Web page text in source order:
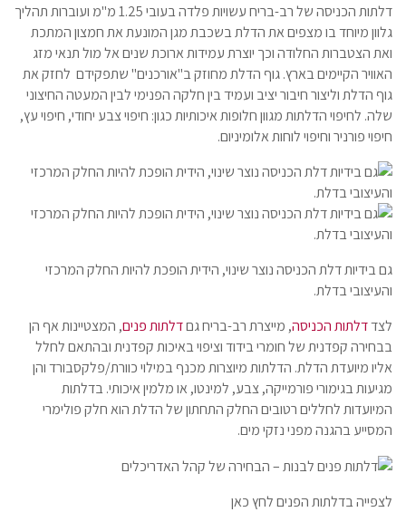
דלתות הכניסה של רב-בריח עשויות פלדה בעובי 1.25 מ"מ ועוברות תהליך
גלוון מיוחד בו מצפים את הדלת בשכבת מגן המונעת את חמצון המתכת
ואת הצטברות החלודה וכך יוצרת עמידות ארוכת שנים אל מול תנאי מזג
האוויר הקיימים בארץ. גוף הדלת מחוזק ב"אורכנים" שתפקידם לחזק את
גוף הדלת וליצור חיבור יציב ועמיד בין חלקה הפנימי לבין המעטה החיצוני
שלה. לחיפוי הדלתות מגוון חלופות איכותיות כגון: חיפוי צבע יחודי, חיפוי עץ,
חיפוי פורניר וחיפוי לוחות אלומיניום.
גם בידיות דלת הכניסה נוצר שינוי, הידית הופכת להיות החלק המרכזי
והעיצובי בדלת.
לצדדלתות הכניסה, מייצרת רב-בריח גםדלתות פנים, המצטיינות אף הן
בבחירה קפדנית של חומרי בידוד וציפוי באיכות קפדנית ובהתאם לחלל
אליו מיועדת הדלת. הדלתות מיוצרות מכנף במילוי כוורת/פלקסבורד והן
מגיעות בגימורי פורמייקה, צבע, למינטו, או מלמין איכותי. בדלתות
המיועדות לחללים רטובים החלק התחתון של הדלת הוא חלק פולימרי
המסייע בהגנה מפני נזקי מים.
לצפייה בדלתות הפנים לחץ כאן